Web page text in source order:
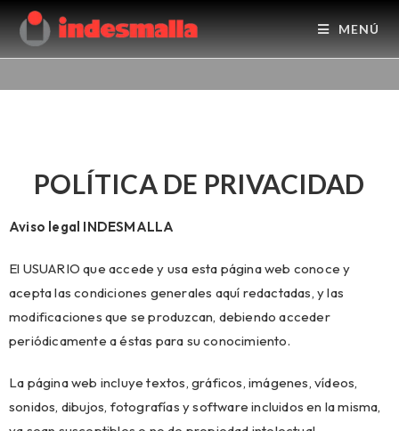
MENÚ
POLÍTICA DE PRIVACIDAD
Aviso legal INDESMALLA
El USUARIO que accede y usa esta página web conoce y
acepta las condiciones generales aquí redactadas, y las
modificaciones que se produzcan, debiendo acceder
periódicamente a éstas para su conocimiento.
La página web incluye textos, gráficos, imágenes, vídeos,
sonidos, dibujos, fotografías y software incluidos en la misma,